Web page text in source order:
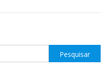
Pesquisar
por: